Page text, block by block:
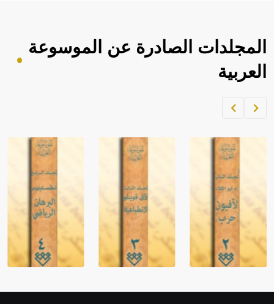
المجلدات الصادرة عن الموسوعة
العربية